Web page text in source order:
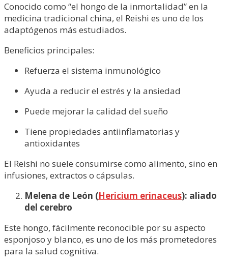
Conocido como “el hongo de la inmortalidad” en la
medicina tradicional china, el Reishi es uno de los
adaptógenos más estudiados.
Beneficios principales:
Refuerza el sistema inmunológico
Ayuda a reducir el estrés y la ansiedad
Puede mejorar la calidad del sueño
Tiene propiedades antiinflamatorias y
antioxidantes
El Reishi no suele consumirse como alimento, sino en
infusiones, extractos o cápsulas.
Melena de León (Hericium erinaceus): aliado
del cerebro
Este hongo, fácilmente reconocible por su aspecto
esponjoso y blanco, es uno de los más prometedores
para la salud cognitiva.